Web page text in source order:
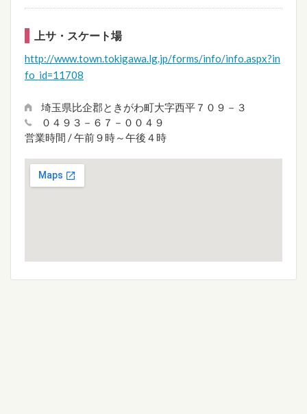
上サ・スケート場
http://www.town.tokigawa.lg.jp/forms/info/info.aspx?in
fo_id=11708
埼玉県比企郡ときがわ町大字西平７０９－３
０４９３－６７－００４９
営業時間 / 午前９時～午後４時